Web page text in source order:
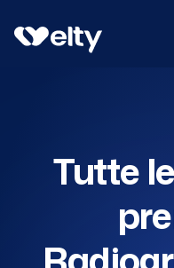
Prenota visita
Tutte